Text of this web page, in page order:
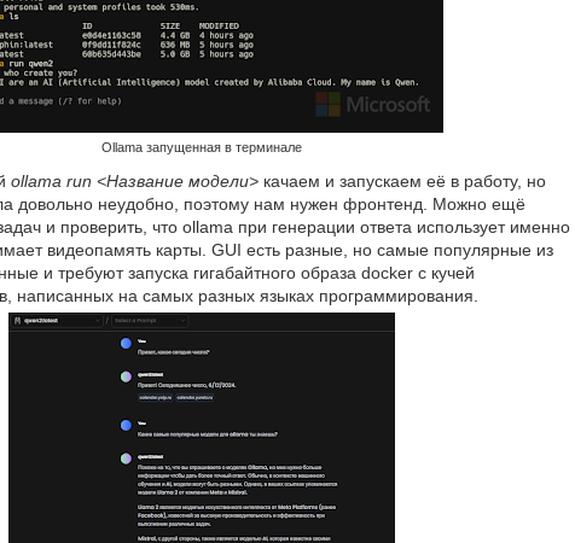
Ollama запущенная в терминале
ollama run <Название модели> качаем и запускаем её в работу, но
довольно неудобно, поэтому нам нужен фронтенд. Можно ещё
и проверить, что ollama при генерации ответа использует именно
видеопамять карты. GUI есть разные, но самые популярные из
и требуют запуска гигабайтного образа docker с кучей
написанных на самых разных языках программирования.